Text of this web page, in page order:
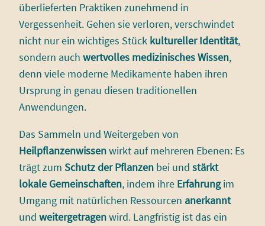
überlieferten Praktiken zunehmend in
Vergessenheit. Gehen sie verloren, verschwindet
nicht nur ein wichtiges Stück kultureller Identität,
sondern auch wertvolles medizinisches Wissen,
denn viele moderne Medikamente haben ihren
Ursprung in genau diesen traditionellen
Anwendungen.
Das Sammeln und Weitergeben von
Heilpflanzenwissenwirkt auf mehreren Ebenen: Es
trägt zum Schutz der Pflanzen bei und stärkt
lokale Gemeinschaften, indem ihre Erfahrungim
Umgang mit natürlichen Ressourcen anerkannt
und weitergetragenwird. Langfristig ist das ein